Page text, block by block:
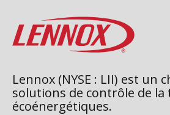
Lennox (NYSE : LII) est un
solutions de contrôle de
écoénergétiques.